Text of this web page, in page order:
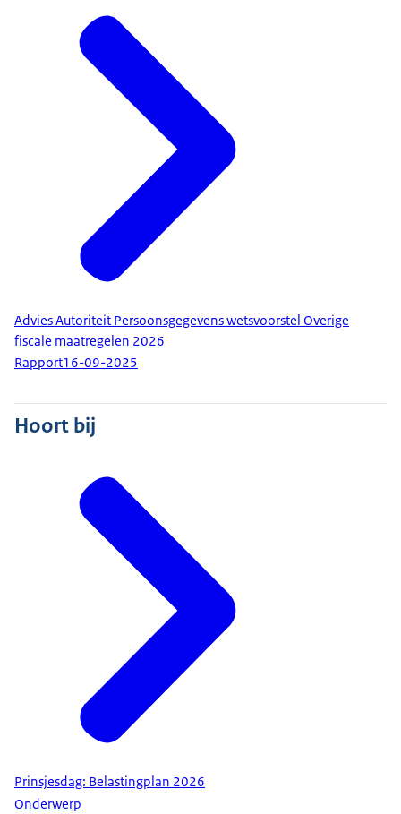
Advies Autoriteit Persoonsgegevens wetsvoorstel Overige
fiscale maatregelen 2026
Rapport16-09-2025
Hoort bij
Prinsjesdag: Belastingplan 2026
Onderwerp